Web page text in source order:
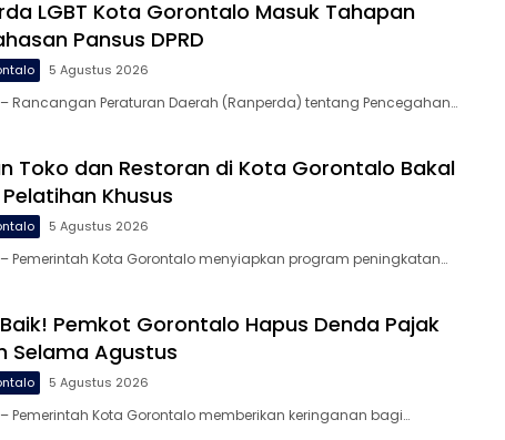
LGBT Kota Gorontalo Masuk Tahapan
Pansus DPRD
5 Agustus 2026
Rancangan Peraturan Daerah (Ranperda) tentang Pencegahan…
Toko dan Restoran di Kota Gorontalo Bakal
Khusus
5 Agustus 2026
Pemerintah Kota Gorontalo menyiapkan program peningkatan…
Pemkot Gorontalo Hapus Denda Pajak
Selama Agustus
5 Agustus 2026
Pemerintah Kota Gorontalo memberikan keringanan bagi…